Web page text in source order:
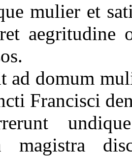
mulier et
aegritudine
ad domum
Francisci
magistra